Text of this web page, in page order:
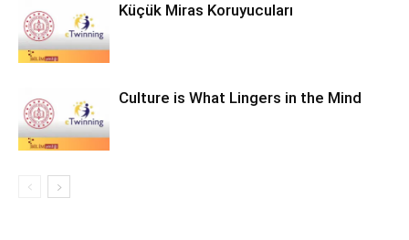
Küçük Miras Koruyucuları
Culture is What Lingers in the Mind